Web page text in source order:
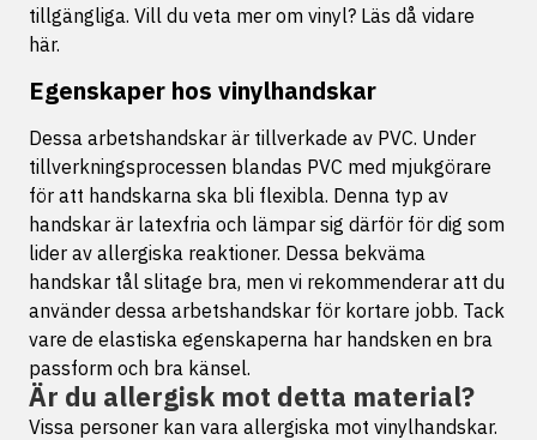
tillgängliga. Vill du veta mer om vinyl? Läs då vidare
här.
Egenskaper hos vinylhandskar
Dessa arbetshandskar är tillverkade av PVC. Under
tillverkningsprocessen blandas PVC med mjukgörare
för att handskarna ska bli flexibla. Denna typ av
handskar är latexfria och lämpar sig därför för dig som
lider av allergiska reaktioner. Dessa bekväma
handskar tål slitage bra, men vi rekommenderar att du
använder dessa arbetshandskar för kortare jobb. Tack
vare de elastiska egenskaperna har handsken en bra
passform och bra känsel.
Är du allergisk mot detta material?
Vissa personer kan vara allergiska mot vinylhandskar.